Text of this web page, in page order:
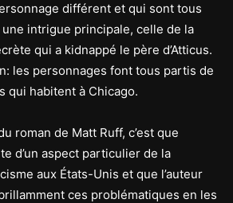
différent et qui sont tous
intrigue principale, celle de la
qui a kidnappé le père d’Atticus.
les personnages font tous partis de
qui habitent à Chicago.
roman de Matt Ruff, c’est que
d’un aspect particulier de la
aux États-Unis et que l’auteur
ces problématiques en les